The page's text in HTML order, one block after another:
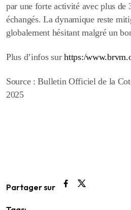
par une forte activité avec plus de
échangés. La dynamique reste
globalement hésitant malgré un
Plus d’infos surhttps:/
Source : Bulletin Officiel de la
2025
Partager sur